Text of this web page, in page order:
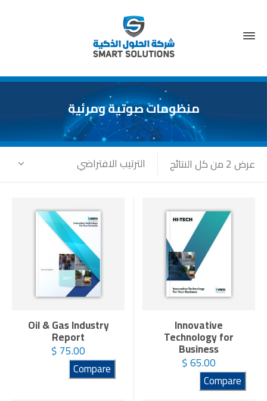
منظومات صوتية ومرئية
عرض ⁦2⁩ من كل النتائج الترتيب الافتراضي
Innovative
Technology for
Business
$65.00
Compare
Oil & Gas Industry
Report
$75.00
Compare